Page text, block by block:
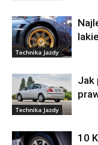
Technika Jazdy
Technika Jazdy
Jak
10